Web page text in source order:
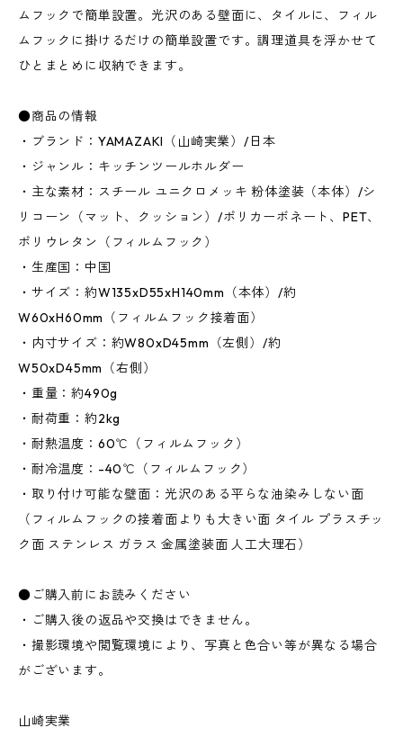
ムフックで簡単設置。光沢のある壁面に、タイルに、フィル
ムフックに掛けるだけの簡単設置です。調理道具を浮かせて
ひとまとめに収納できます。
●商品の情報
・ブランド：YAMAZAKI（山崎実業）/日本
・ジャンル：キッチンツールホルダー
・主な素材：スチール ユニクロメッキ 粉体塗装（本体）/シ
リコーン（マット、クッション）/ポリカーボネート、PET、
ポリウレタン（フィルムフック）
・生産国：中国
・サイズ：約W135xD55xH140mm（本体）/約
W60xH60mm（フィルムフック接着面）
・内寸サイズ：約W80xD45mm（左側）/約
W50xD45mm（右側）
・重量：約490g
・耐荷重：約2kg
・耐熱温度：60℃（フィルムフック）
・耐冷温度：-40℃（フィルムフック）
・取り付け可能な壁面：光沢のある平らな油染みしない面
（フィルムフックの接着面よりも大きい面 タイル プラスチッ
ク面 ステンレス ガラス 金属塗装面 人工大理石）
●ご購入前にお読みください
・ご購入後の返品や交換はできません。
・撮影環境や閲覧環境により、写真と色合い等が異なる場合
がございます。
山崎実業